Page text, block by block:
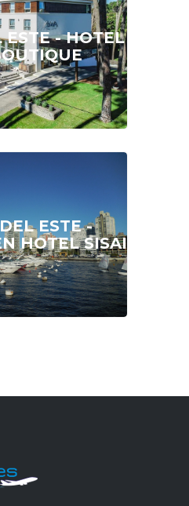
- HOTEL
U$S 46
ESTE -
HOTEL SISAI
U$S 126